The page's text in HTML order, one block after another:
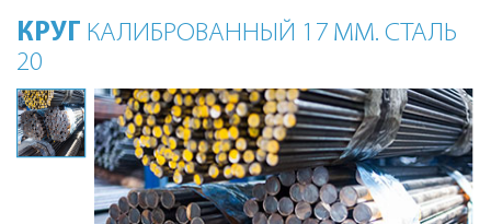
КРУГ КАЛИБРОВАННЫЙ 17 ММ. СТАЛЬ
20